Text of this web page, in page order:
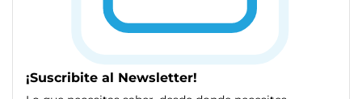
¡Suscribite al Newsletter!